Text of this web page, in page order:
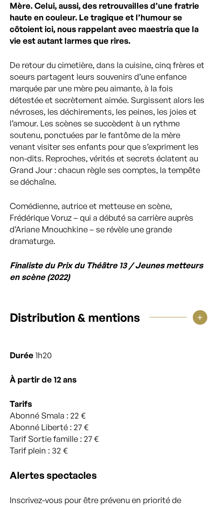
Mère. Celui, aussi, des retrouvailles d’une fratrie
haute en couleur. Le tragique et l’humour se
côtoient ici, nous rappelant avec maestria que la
vie est autant larmes que rires.
De retour du cimetière, dans la cuisine, cinq frères et
soeurs partagent leurs souvenirs d’une enfance
marquée par une mère peu aimante, à la fois
détestée et secrètement aimée. Surgissent alors les
névroses, les déchirements, les peines, les joies et
l’amour. Les scènes se succèdent à un rythme
soutenu, ponctuées par le fantôme de la mère
venant visiter ses enfants pour que s’expriment les
non-dits. Reproches, vérités et secrets éclatent au
Grand Jour : chacun règle ses comptes, la tempête
se déchaîne.
Comédienne, autrice et metteuse en scène,
Frédérique Voruz – qui a débuté sa carrière auprès
d’Ariane Mnouchkine – se révèle une grande
dramaturge.
Finaliste du Prix du Théâtre 13 / Jeunes metteurs
en scène (2022)
Distribution & mentions
Durée1h20
À partir de 12 ans
Tarifs
Abonné Smala : 22 €
Abonné Liberté : 27 €
Tarif Sortie famille : 27 €
Tarif plein : 32 €
Alertes spectacles
Inscrivez-vous pour être prévenu en priorité de